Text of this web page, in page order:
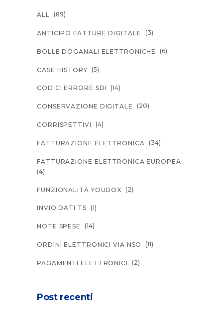
ALL (89)
ANTICIPO FATTURE DIGITALE (3)
BOLLE DOGANALI ELETTRONICHE (6)
CASE HISTORY (5)
CODICI ERRORE SDI (14)
CONSERVAZIONE DIGITALE (20)
CORRISPETTIVI (4)
FATTURAZIONE ELETTRONICA (34)
FATTURAZIONE ELETTRONICA EUROPEA
(4)
FUNZIONALITÀ YOUDOX (2)
INVIO DATI TS (1)
NOTE SPESE (14)
ORDINI ELETTRONICI VIA NSO (11)
PAGAMENTI ELETTRONICI (2)
Post recenti